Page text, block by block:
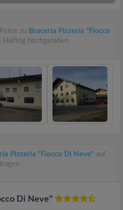
zu Braceria Pizzeria "Fiocco
hochgeladen.
Pizzeria "Fiocco Di Neve" auf
Di Neve"